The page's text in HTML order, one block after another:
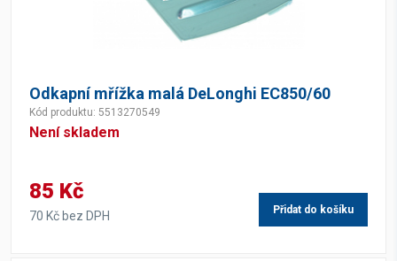
Odkapní mřížka malá DeLonghi EC850/60
Kód produktu: 5513270549
Není skladem
85 Kč
70 Kč bez DPH Přidat do košíku